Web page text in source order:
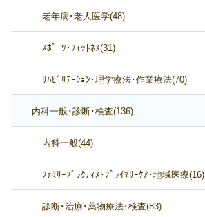
老年病･老人医学(48)
ｽﾎﾟｰﾂ･ﾌｨｯﾄﾈｽ(31)
ﾘﾊﾋﾞﾘﾃｰｼｮﾝ･理学療法･作業療法(70)
内科一般･診断･検査(136)
内科一般(44)
ﾌｧﾐﾘｰﾌﾟﾗｸﾃｨｽ･ﾌﾟﾗｲﾏﾘｰｹｱ･地域医療(16)
診断･治療･薬物療法･検査(83)